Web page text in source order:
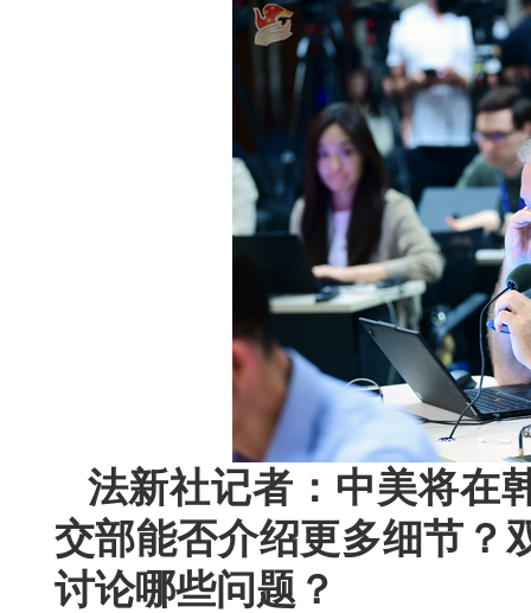
法新社记者：中美将在
交部能否介绍更多细节？
讨论哪些问题？